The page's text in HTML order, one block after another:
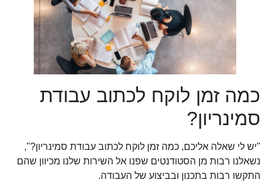
כמה זמן לוקח לכתוב עבודת
סמינריון?
"יש לי שאלה אליכם, כמה זמן לוקח לכתוב עבודת סמינריון?",
נשאלנו רבות מן הסטודנטים שפנו אל השירות שלנו מכיוון שהם
התקשו רבות בתכנון ובביצוע של העבודה.